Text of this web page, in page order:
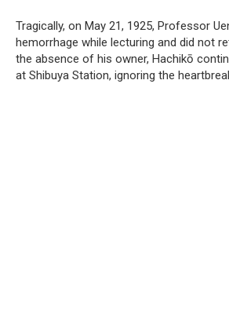
Tragically, on May 21, 1925, Professor
hemorrhage while lecturing and did not
the absence of his owner, Hachikō
at Shibuya Station, ignoring the